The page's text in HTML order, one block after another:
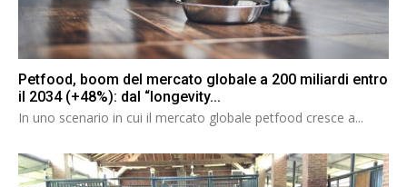
Petfood, boom del mercato globale a 200 miliardi entro
il 2034 (+48%): dal “longevity...
In uno scenario in cui il mercato globale petfood cresce a...